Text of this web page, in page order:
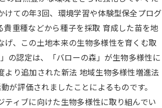
ての年3回、環境学習や体験型保全プログ
重種などから種子を採取 育成した苗を地
、この土地本来の生物多様性を育くむ取
の認定は、「バローの森」が生物多様性に
り追加された新法 地域生物多様性増進法
が評価されましたことによるものです。
ィブに向けた生物多様性に取り組んでい